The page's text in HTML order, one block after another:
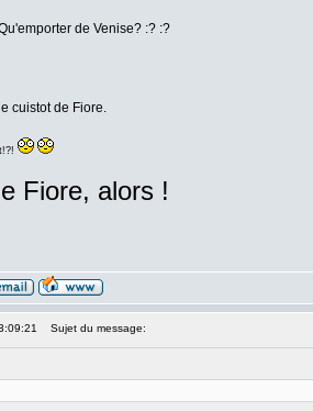
de Venise? :? :?
cuistot de Fiore.
Fiore, alors !
Sujet du message: